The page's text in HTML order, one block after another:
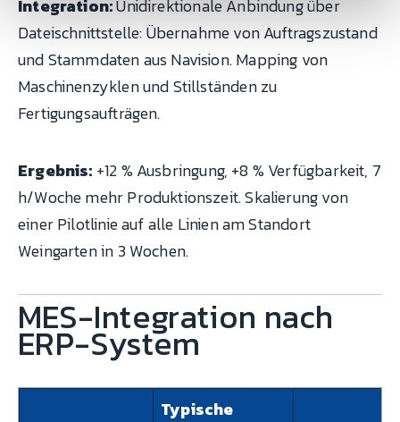
Integration:Unidirektionale Anbindung über
Dateischnittstelle: Übernahme von Auftragszustand
und Stammdaten aus Navision. Mapping von
Maschinenzyklen und Stillständen zu
Fertigungsaufträgen.
Ergebnis: +12 % Ausbringung, +8 % Verfügbarkeit, 7
h/Woche mehr Produktionszeit. Skalierung von
einer Pilotlinie auf alle Linien am Standort
Weingarten in 3 Wochen.
MES-Integration nach
ERP-System
Typische